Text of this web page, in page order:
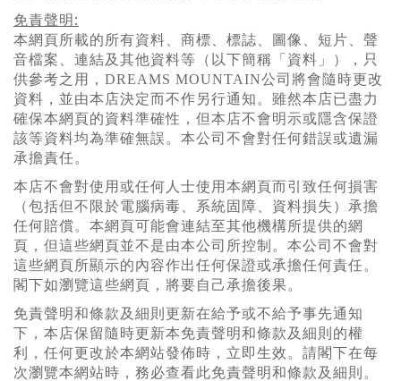
免責聲明 :
本網頁所載的所有資料、商標、標誌、圖像、短片、聲
音檔案、連結及其他資料等（以下簡稱「資料」），只
供參考之用， DREAMS MOUNTAIN公司將會隨時更改
資料， 並由本店決定而不作另行通知。雖然本店已盡力
確保本網頁的資料準確性，但本店不會明示或隱含保證
該等資料均為準確無誤。本公司不會對任何錯誤或遺漏
承擔責任。
本店不會對使用或任何人士使用本網頁而引致任何損害
（包括但不限於電腦病毒、系統固障、資料損失）承擔
任何賠償。本網頁可能會連結至其他機構所提供的網
頁，但這些網頁並不是由本公司所控制。本公司不會對
這些網頁所顯示的內容作出任何保證或承擔任何責任。
閣下如瀏覽這些網頁，將要自己承擔後果。
免責聲明和條款及細則更新在給予或不給予事先通知
下，本店保留隨時更新本免責聲明和條款及細則的權
利，任何更改於本網站發佈時，立 即生效。請閣下在每
次瀏覽本網站時，務必查看此免責聲明和條款及細則。